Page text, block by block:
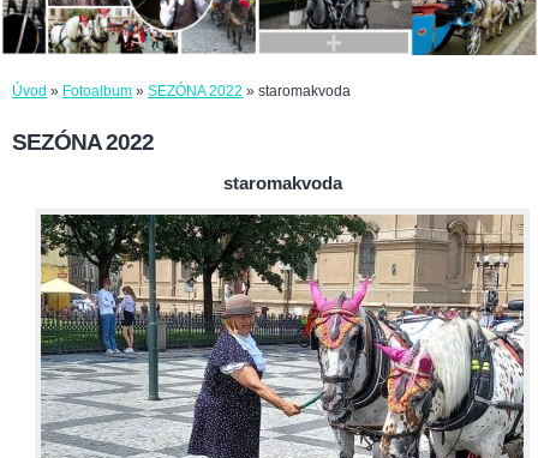
Úvod » Fotoalbum » SEZÓNA 2022 » staromakvoda
SEZÓNA 2022
staromakvoda